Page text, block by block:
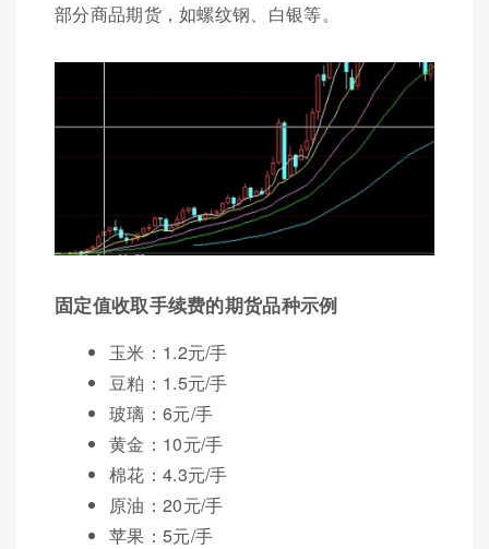
部分商品期货，如螺纹钢、白银等。
固定值收取手续费的期货品种示例
玉米：1.2元/手
豆粕：1.5元/手
玻璃：6元/手
黄金：10元/手
棉花：4.3元/手
原油：20元/手
苹果：5元/手